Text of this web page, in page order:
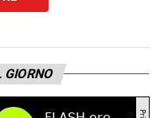
GIORNO